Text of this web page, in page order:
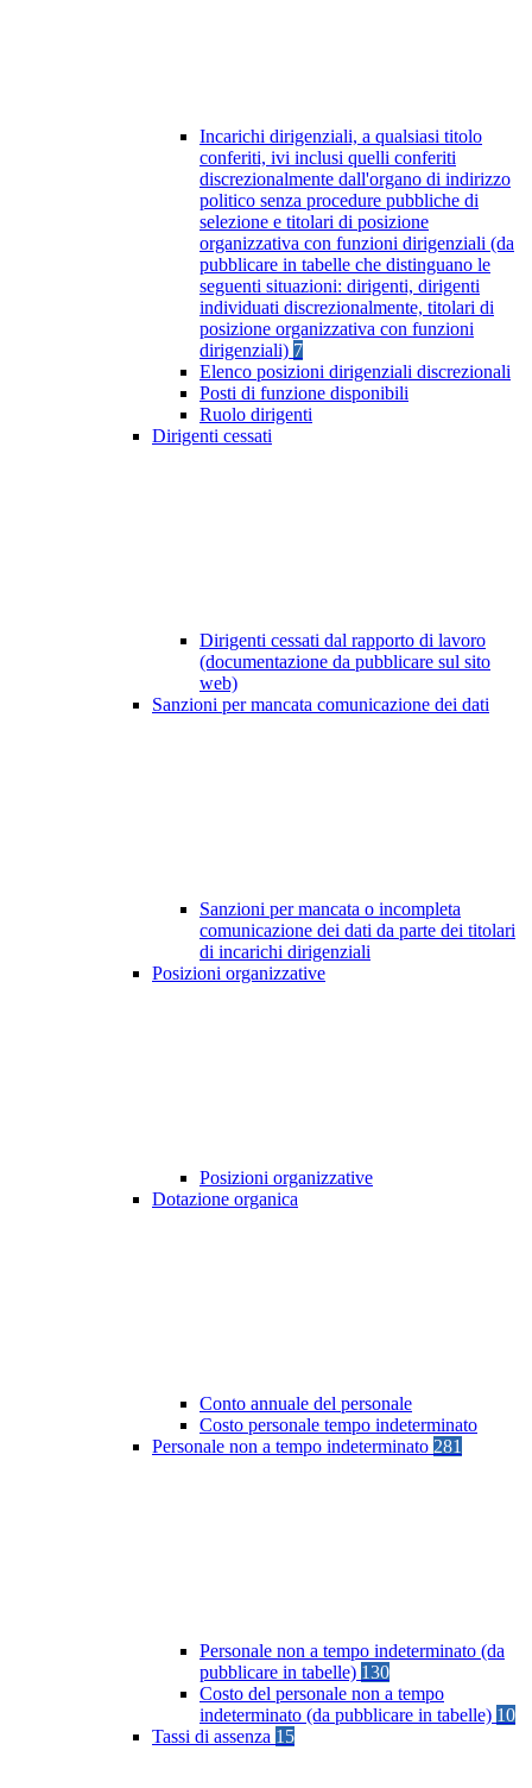
Incarichi dirigenziali, a qualsiasi titolo
conferiti, ivi inclusi quelli conferiti
discrezionalmente dall'organo di indirizzo
politico senza procedure pubbliche di
selezione e titolari di posizione
organizzativa con funzioni dirigenziali (da
pubblicare in tabelle che distinguano le
seguenti situazioni: dirigenti, dirigenti
individuati discrezionalmente, titolari di
posizione organizzativa con funzioni
dirigenziali) 7
Elenco posizioni dirigenziali discrezionali
Posti di funzione disponibili
Ruolo dirigenti
Dirigenti cessati
Dirigenti cessati dal rapporto di lavoro
(documentazione da pubblicare sul sito
web)
Sanzioni per mancata comunicazione dei dati
Sanzioni per mancata o incompleta
comunicazione dei dati da parte dei titolari
di incarichi dirigenziali
Posizioni organizzative
Posizioni organizzative
Dotazione organica
Conto annuale del personale
Costo personale tempo indeterminato
Personale non a tempo indeterminato 281
Personale non a tempo indeterminato (da
pubblicare in tabelle) 130
Costo del personale non a tempo
indeterminato (da pubblicare in tabelle) 10
Tassi di assenza 15